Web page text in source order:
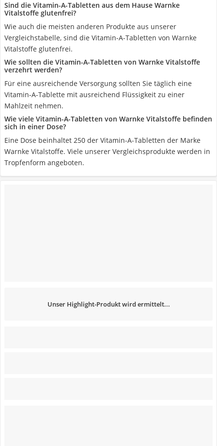
Sind die Vitamin-A-Tabletten aus dem Hause Warnke
Vitalstoffe glutenfrei?
Wie auch die meisten anderen Produkte aus unserer
Vergleichstabelle, sind die Vitamin-A-Tabletten von Warnke
Vitalstoffe glutenfrei.
Wie sollten die Vitamin-A-Tabletten von Warnke Vitalstoffe
verzehrt werden?
Für eine ausreichende Versorgung sollten Sie täglich eine
Vitamin-A-Tablette mit ausreichend Flüssigkeit zu einer
Mahlzeit nehmen.
Wie viele Vitamin-A-Tabletten von Warnke Vitalstoffe befinden
sich in einer Dose?
Eine Dose beinhaltet 250 der Vitamin-A-Tabletten der Marke
Warnke Vitalstoffe. Viele unserer Vergleichsprodukte werden in
Tropfenform angeboten.
Unser Highlight-Produkt wird ermittelt...